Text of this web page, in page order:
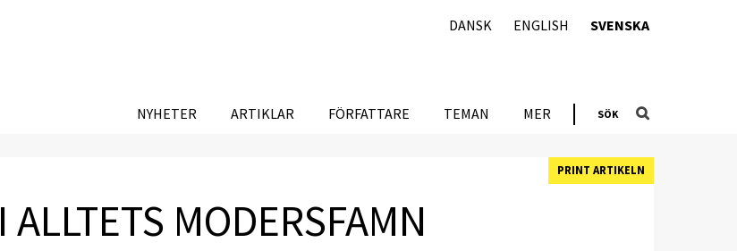
NYHETER ARTIKLAR FÖRFATTARE TEMAN MER SÖK
DANSK ENGLISH SVENSKA
PRINT ARTIKELN
I ALLTETS MODERSFAMN